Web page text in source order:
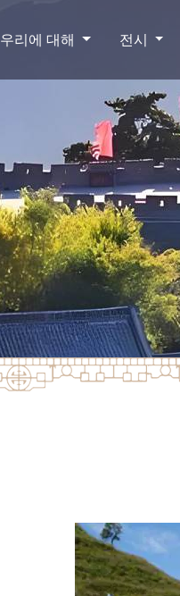
우리에 대해 전시